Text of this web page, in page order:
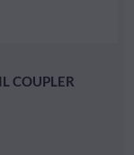
COUPLER